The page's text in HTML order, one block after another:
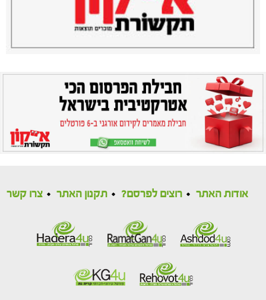
אודות האתר רוצים לפרסם? תקנון האתר צרו קשר